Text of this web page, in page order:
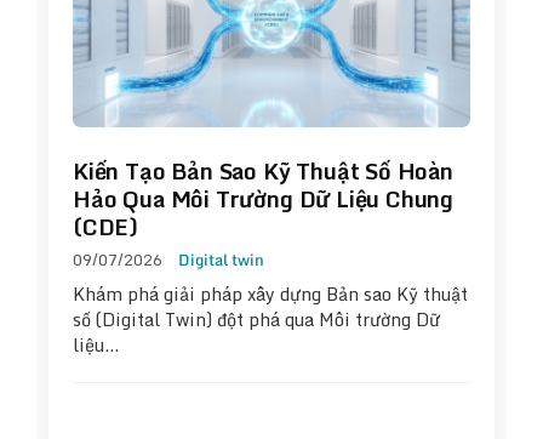
Kiến Tạo Bản Sao Kỹ Thuật Số Hoàn
Hảo Qua Môi Trường Dữ Liệu Chung
(CDE)
09/07/2026 Digital twin
Khám phá giải pháp xây dựng Bản sao Kỹ thuật
số (Digital Twin) đột phá qua Môi trường Dữ
liệu…